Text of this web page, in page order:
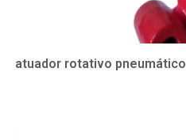
atuador rotativo pneumático